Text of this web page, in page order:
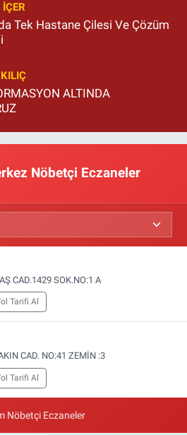
Tek Hastane Çilesi Ve Çözüm
ALTINDA
Nöbetçi Eczaneler
CAD.1429 SOK.NO:1 A
Tarifi Al
CAD. NO:41 ZEMİN :3
Tarifi Al
Nöbetçi Eczaneler